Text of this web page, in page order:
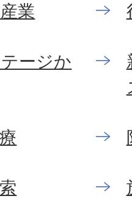
業
ージか